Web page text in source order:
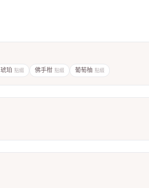
琥珀 點綴 佛手柑 點綴 葡萄柚 點綴